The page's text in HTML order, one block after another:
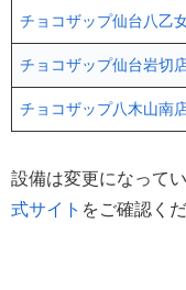
チョコザップ仙台八乙
チョコザップ仙台岩切
チョコザップ八木山南
設備は変更になって
式サイト をご確認くだ